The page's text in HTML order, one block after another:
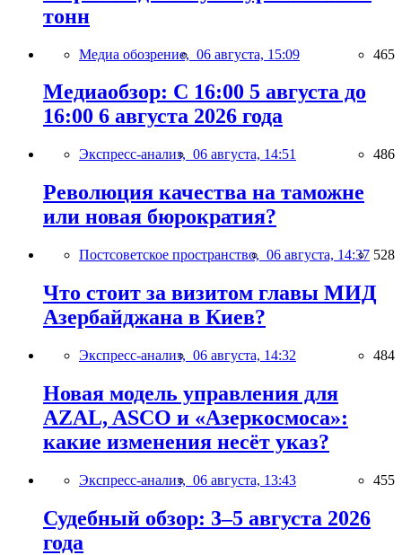
тонн
Медиа обозрение, 06 августа, 15:09 465
Медиаобзор: С 16:00 5 августа до
16:00 6 августа 2026 года
Экспресс-анализ, 06 августа, 14:51 486
Революция качества на таможне
или новая бюрократия?
Постсоветское пространство, 06 августа, 14:37 528
Что стоит за визитом главы МИД
Азербайджана в Киев?
Экспресс-анализ, 06 августа, 14:32 484
Новая модель управления для
AZAL, ASCO и «Азеркосмоса»:
какие изменения несёт указ?
Экспресс-анализ, 06 августа, 13:43 455
Судебный обзор: 3–5 августа 2026
года